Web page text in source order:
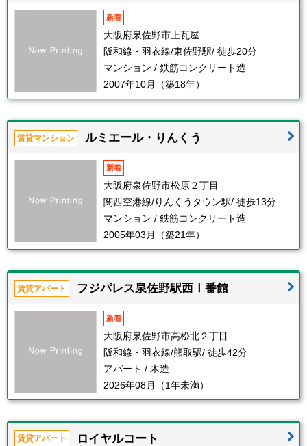
新着
大阪府泉佐野市上瓦屋
阪和線・羽衣線/東佐野駅/ 徒歩20分
マンション / 鉄筋コンクリート造
2007年10月（築18年）
賃貸マンション ルミエール・りんくう
新着
大阪府泉佐野市松原２丁目
関西空港線/りんくうタウン駅/ 徒歩13分
マンション / 鉄筋コンクリート造
2005年03月（築21年）
賃貸アパート フジパレス泉佐野駅西Ⅰ番館
新着
大阪府泉佐野市高松北２丁目
阪和線・羽衣線/熊取駅/ 徒歩42分
アパート / 木造
2026年08月（1年未満）
賃貸アパート ロイヤルコート